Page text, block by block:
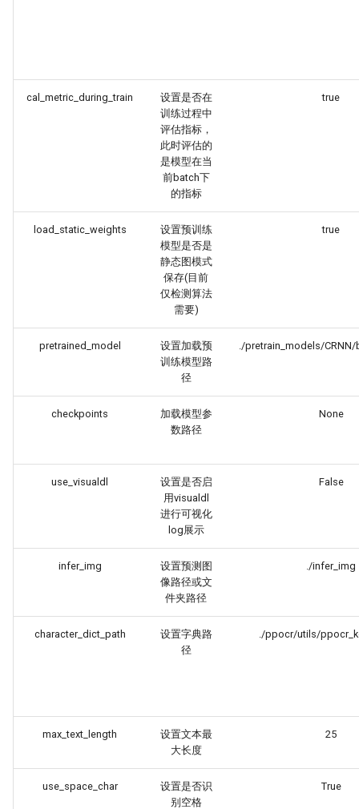
cal_metric_during_train
设置是否在
训练过程中
评估指标，
此时评估的
是模型在当
前batch下
的指标
true
load_static_weights
设置预训练
模型是否是
静态图模式
保存(目前
仅检测算法
需要)
true
pretrained_model
设置加载预
训练模型路
径
./pretrain_models/
checkpoints
加载模型参
数路径
None
use_visualdl
设置是否启
用visualdl
进行可视化
log展示
False
infer_img
设置预测图
像路径或文
件夹路径
./infer_img
character_dict_path
设置字典路
径
./ppocr/utils/
max_text_length
设置文本最
大长度
25
use_space_char
设置是否识
别空格
True